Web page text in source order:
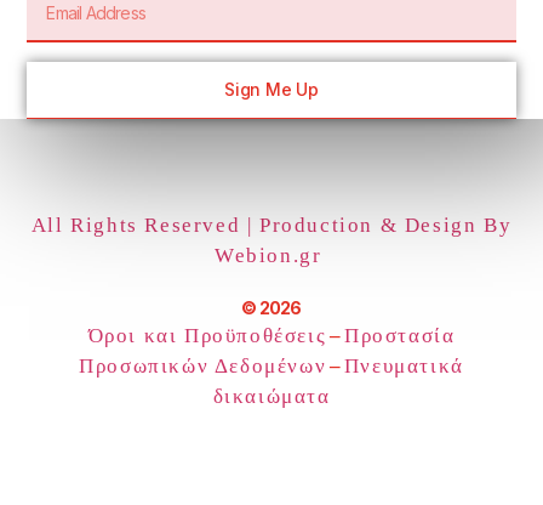
Sign Me Up
All Rights Reserved | Production & Design By
Webion.gr
© 2026
Όροι και Προϋποθέσεις–Προστασία
Προσωπικών Δεδομένων–Πνευματικά
δικαιώματα